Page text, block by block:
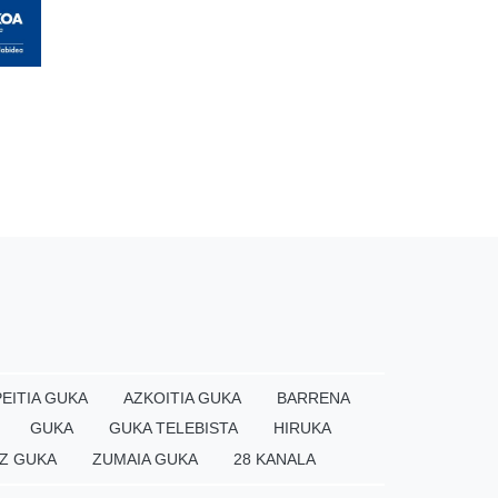
GUKA AZKOITIA GUKA
BARRENA
GUKA
GUKA TELEBISTA
HIRUKA
GUKA
ZUMAIA GUKA 28 KANALA